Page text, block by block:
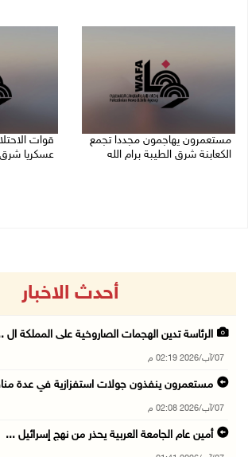
مستعمرون يهاجمون مجددا تجمع
الكعابنة شرق الطيبة برام الله
قوات
عسكريا
أحدث الاخبار
الرئاسة تدين الهجمات الصاروخية على المملكة ال
07/آب/2026 02:19 م
مستعمرون ينفذون جولات استفزازية في عدة
07/آب/2026 02:08 م
أمين عام الجامعة العربية يحذر من نهج إسرائيل ...